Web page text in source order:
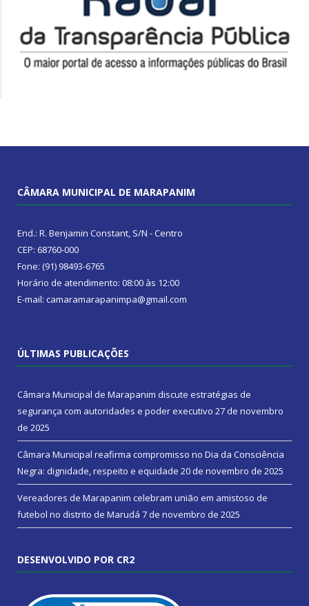
CÂMARA MUNICIPAL DE MARAPANIM
End.: R. Benjamin Constant, S/N - Centro
CEP: 68760-000
Fone: (91) 98493-6765
Horário de atendimento: 08:00 às 12:00
E-mail: camaramarapanimpa@gmail.com
ÚLTIMAS PUBLICAÇÕES
Câmara Municipal de Marapanim discute estratégias de
segurança com autoridades e poder executivo 27 de novembro
de 2025
Câmara Municipal reafirma compromisso no Dia da Consciência
Negra: dignidade, respeito e equidade 20 de novembro de 2025
Vereadores de Marapanim celebram união em amistoso de
futebol no distrito de Marudá 7 de novembro de 2025
DESENVOLVIDO POR CR2